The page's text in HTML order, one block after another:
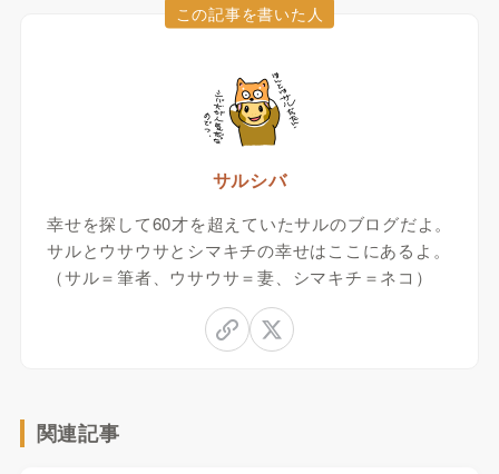
この記事を書いた人
サルシバ
幸せを探して60才を超えていたサルのブログだよ。
サルとウサウサとシマキチの幸せはここにあるよ。
（サル＝筆者、ウサウサ＝妻、シマキチ＝ネコ）
関連記事